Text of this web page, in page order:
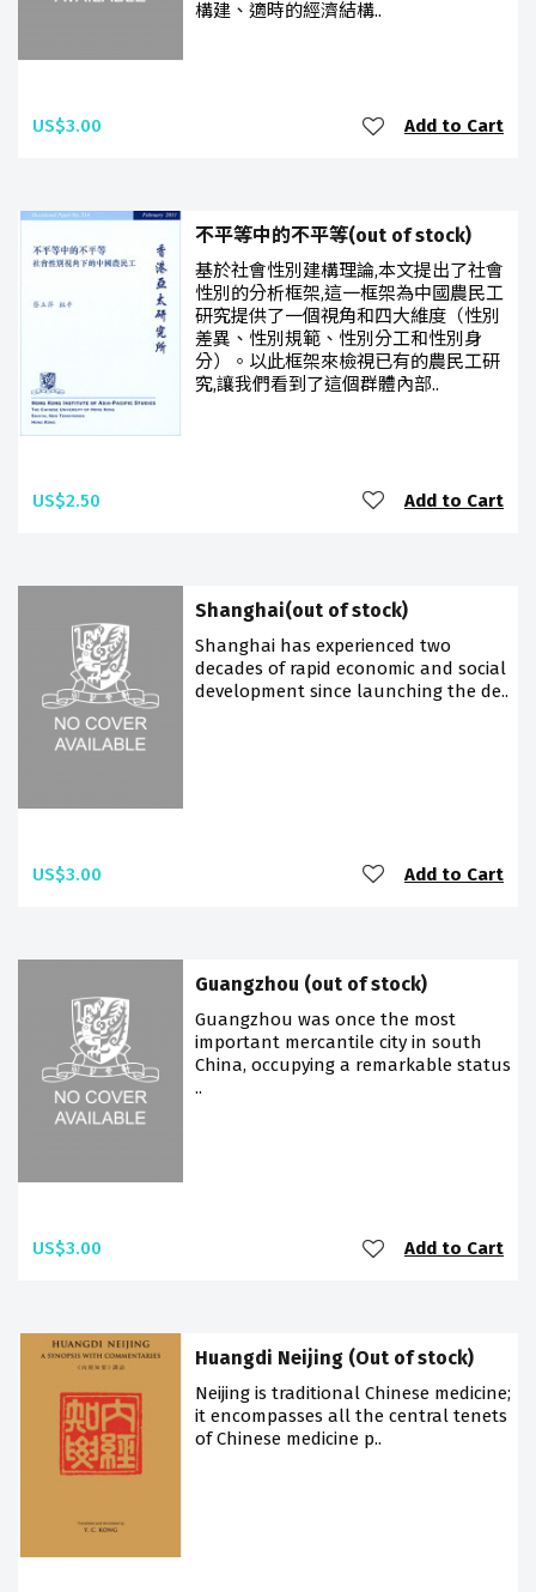
構建、適時的經濟結構..
US$3.00 Add to Cart
不平等中的不平等(out of stock)
基於社會性別建構理論,本文提出了社會
性別的分析框架,這一框架為中國農民工
研究提供了一個視角和四大維度（性別
差異、性別規範、性別分工和性別身
分）。以此框架來檢視已有的農民工研
究,讓我們看到了這個群體內部..
US$2.50 Add to Cart
Shanghai(out of stock)
Shanghai has experienced two
decades of rapid economic and social
development since launching the de..
US$3.00 Add to Cart
Guangzhou (out of stock)
Guangzhou was once the most
important mercantile city in south
China, occupying a remarkable status
..
US$3.00 Add to Cart
Huangdi Neijing (Out of stock)
Neijing is traditional Chinese medicine;
it encompasses all the central tenets
of Chinese medicine p..